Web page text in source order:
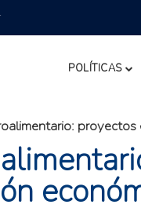
POLÍTICAS